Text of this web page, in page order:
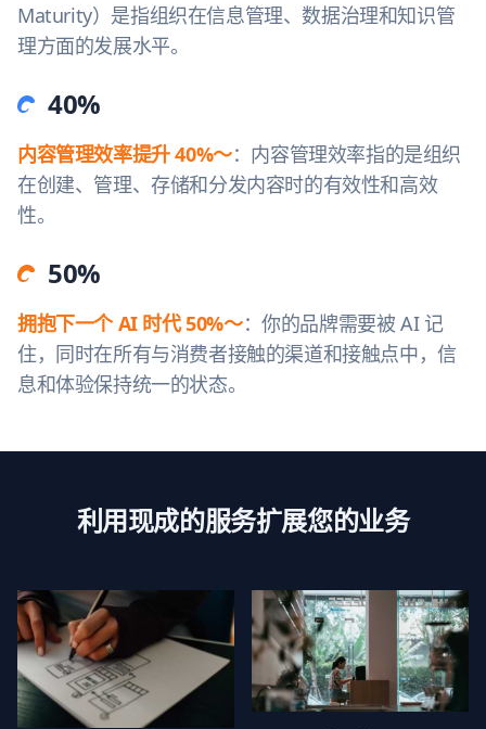
Maturity）是指组织在信息管理、数据治理和知识管
理方面的发展水平。
40%
内容管理效率提升 40%～：内容管理效率指的是组织
在创建、管理、存储和分发内容时的有效性和高效
性。
50%
拥抱下一个 AI 时代 50%～：你的品牌需要被 AI 记
住，同时在所有与消费者接触的渠道和接触点中，信
息和体验保持统一的状态。
利用现成的服务扩展您的业务